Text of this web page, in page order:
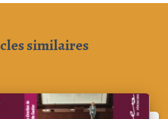
similaires